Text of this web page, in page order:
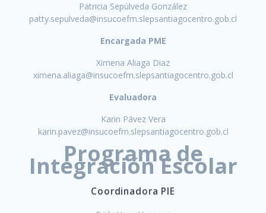
Patricia Sepúlveda González
patty.sepulveda@insucoefm.slepsantiagocentro.gob.cl
Encargada PME
Ximena Aliaga Diaz
ximena.aliaga@insucoefm.slepsantiagocentro.gob.cl
Evaluadora
Karin Pávez Vera
karin.pavez@insucoefm.slepsantiagocentro.gob.cl
Programa de
Integración Escolar
Coordinadora PIE